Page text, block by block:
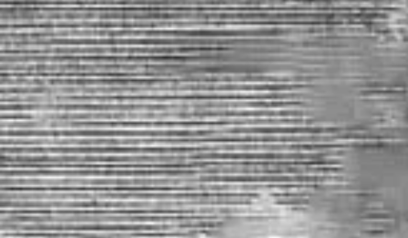
Русское искусство второй половины
Русское народное искусство XVII-XXI
Будущие выставки
Выездные выставки
Садко
Михаил Нестеров
Архив выставок
Степан Эрьзя – скульптор мира. К
Эпоха Императора Александра III и её